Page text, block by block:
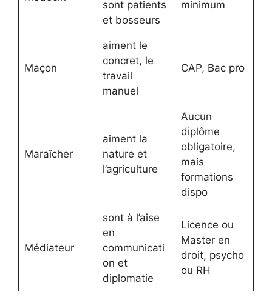
sont patients
et bosseurs
minimum
Maçon
aiment le
concret, le
travail
manuel
CAP, Bac pro
Maraîcher
aiment la
nature et
l’agriculture
Aucun
diplôme
obligatoire,
mais
formations
dispo
Médiateur
sont à l’aise
en
communicati
on et
diplomatie
Licence ou
Master en
droit, psycho
ou RH